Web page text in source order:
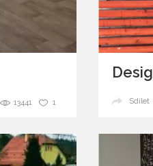
1
13441 Sdílet